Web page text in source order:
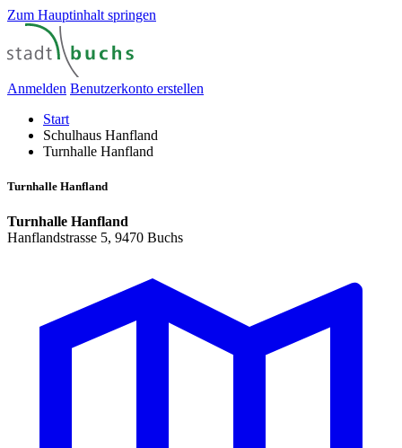
Zum Hauptinhalt springen
Anmelden Benutzerkonto erstellen
Start
Schulhaus Hanfland
Turnhalle Hanfland
Turnhalle Hanfland
Turnhalle Hanfland
Hanflandstrasse 5, 9470 Buchs